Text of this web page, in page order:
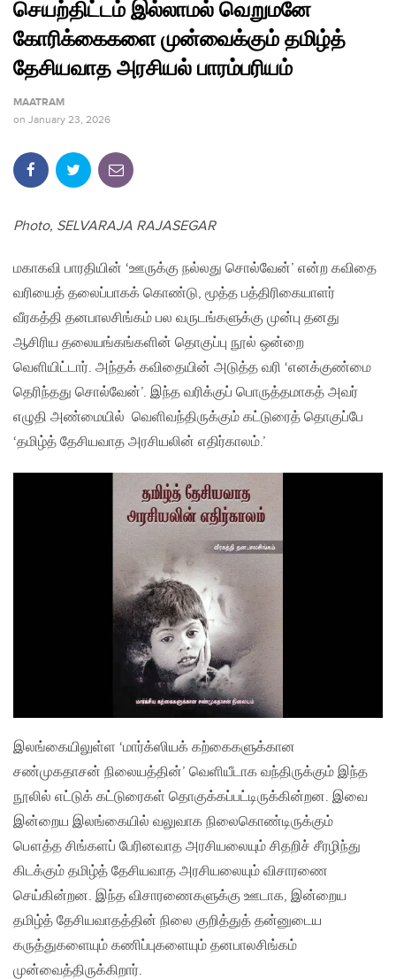
செயற்திட்டம் இல்லாமல் வெறுமனே
கோரிக்கைகளை முன்வைக்கும் தமிழ்த்
தேசியவாத அரசியல் பாரம்பரியம்
MAATRAM
on January 23, 2026
Photo, SELVARAJA RAJASEGAR
மகாகவி பாரதியின் ‘ஊருக்கு நல்லது சொல்வேன்’ என்ற கவிதை
வரியைத் தலைப்பாகக் கொண்டு, மூத்த பத்திரிகையாளர்
வீரகத்தி தனபாலசிங்கம் பல வருடங்களுக்கு முன்பு தனது
ஆசிரிய தலையங்கங்களின் தொகுப்பு நூல் ஒன்றை
வெளியிட்டார். அந்தக் கவிதையின் அடுத்த வரி ‘எனக்குண்மை
தெரிந்தது சொல்வேன்’. இந்த வரிக்குப் பொருத்தமாகத் அவர்
எழுதி அண்மையில் வெளிவந்திருக்கும் கட்டுரைத் தொகுப்பே
‘தமிழ்த் தேசியவாத அரசியலின் எதிர்காலம்.’
இலங்கையிலுள்ள ‘மார்க்ஸியக் கற்கைகளுக்கான
சண்முகதாசன் நிலையத்தின்’ வெளியீடாக வந்திருக்கும் இந்த
நூலில் எட்டுக் கட்டுரைகள் தொகுக்கப்பட்டிருக்கின்றன. இவை
இன்றைய இலங்கையில் வலுவாக நிலைகொண்டிருக்கும்
பௌத்த சிங்களப் பேரினவாத அரசியலையும் சிதறிச் சீரழிந்து
கிடக்கும் தமிழ்த் தேசியவாத அரசியலையும் விசாரணை
செய்கின்றன. இந்த விசாரணைகளுக்கு ஊடாக, இன்றைய
தமிழ்த் தேசியவாதத்தின் நிலை குறித்துத் தன்னுடைய
கருத்துகளையும் கணிப்புகளையும் தனபாலசிங்கம்
முன்வைத்திருக்கிறார்.